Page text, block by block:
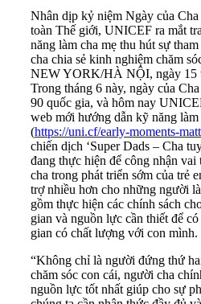
Nhân dịp kỷ niệm Ngày của
toàn Thế giới, UNICEF ra mắt
năng làm cha mẹ thu hút sự
cha chia sẻ kinh nghiệm chăm
NEW YORK/HÀ NỘI, ngày 15
Trong tháng 6 này, ngày của
90 quốc gia, và hôm nay
web mới hướng dẫn kỹ năng làm
(https://uni.cf/early-moments-
chiến dịch ‘Super Dads – Cha
đang thực hiện để công nhận
cha trong phát triển sớm của trẻ
trợ nhiều hơn cho những người
gồm thực hiện các chính sách
gian và nguồn lực cần thiết để
gian có chất lượng với con mình.
“Không chỉ là người đứng thứ
chăm sóc con cái, người cha
nguồn lực tốt nhất giúp cho sự